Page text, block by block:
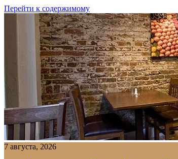
Перейти к содержимому
7 августа, 2026